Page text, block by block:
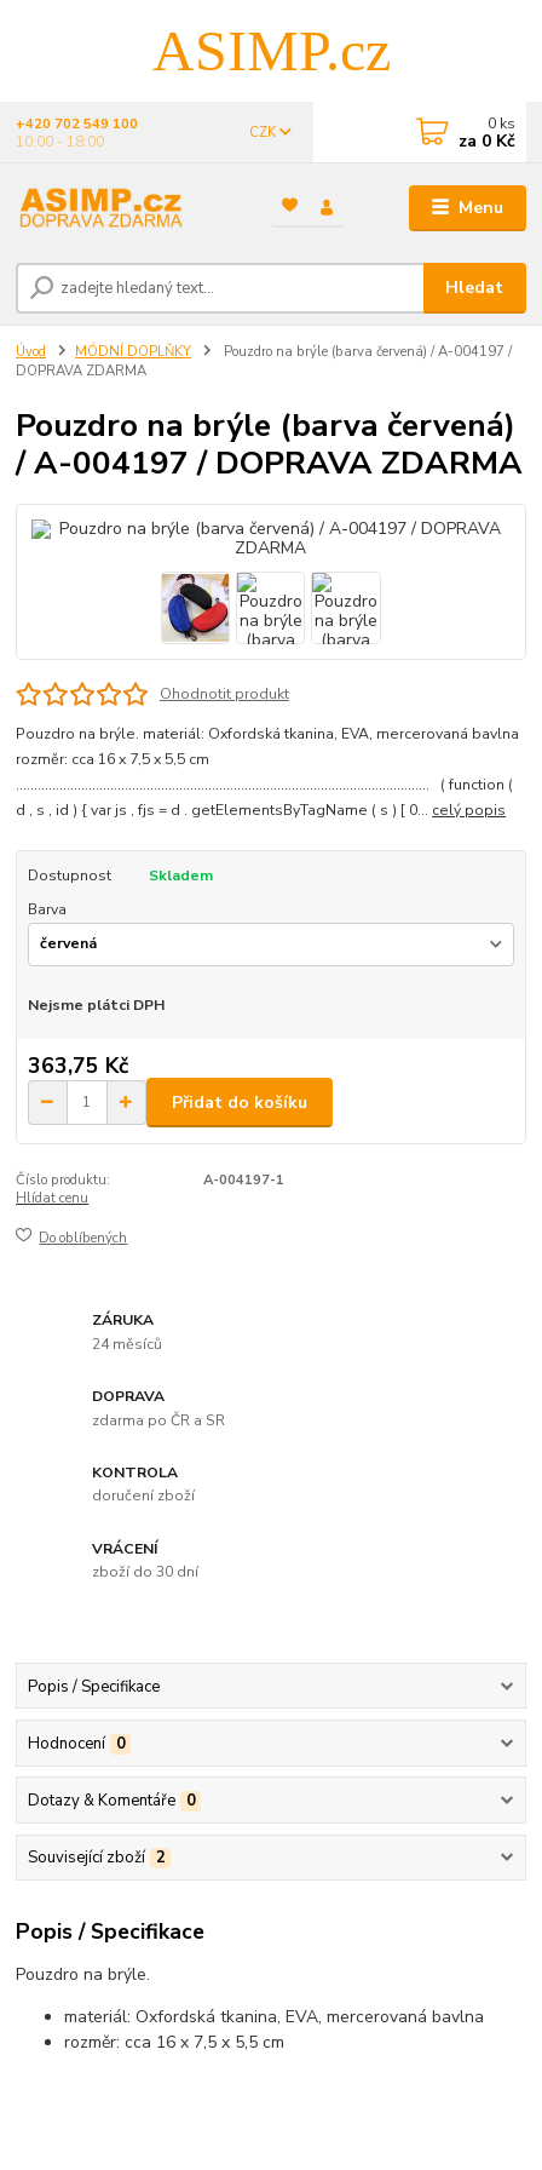
ASIMP.cz
Menu
CZK
Hledat
+420 702 549 100
10:00 - 18:00
0 ks
za 0 Kč
Úvod MÓDNÍ DOPLŇKY
Pouzdro na brýle (barva červená) / A-004197 /
DOPRAVA ZDARMA
Pouzdro na brýle (barva červená)
/ A-004197 / DOPRAVA ZDARMA
Ohodnotit produkt
Pouzdro na brýle. materiál: Oxfordská tkanina, EVA, mercerovaná bavlna
rozměr: cca 16 x 7,5 x 5,5 cm
.................................................................................................................. ( function (
d , s , id ) { var js , fjs = d . getElementsByTagName ( s ) [ 0... celý popis
Dostupnost
Skladem
Barva
Nejsme plátci DPH
363,75 Kč
Přidat do košíku
Číslo produktu:
A-004197-1
Hlídat cenu
Do oblíbených
ZÁRUKA
24 měsíců
DOPRAVA
zdarma po ČR a SR
KONTROLA
doručení zboží
VRÁCENÍ
zboží do 30 dní
Popis / Specifikace
Hodnocení 0
Dotazy & Komentáře 0
Související zboží 2
Popis / Specifikace
Pouzdro na brýle.
materiál: Oxfordská tkanina, EVA, mercerovaná bavlna
rozměr: cca 16 x 7,5 x 5,5 cm